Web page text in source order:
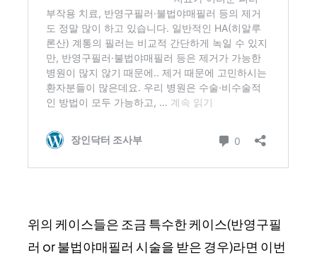
위의 케이스들은 조금 특수한 케이스(반영구필
러 or 불법야매필러 시술을 받은 경우)라면 이번